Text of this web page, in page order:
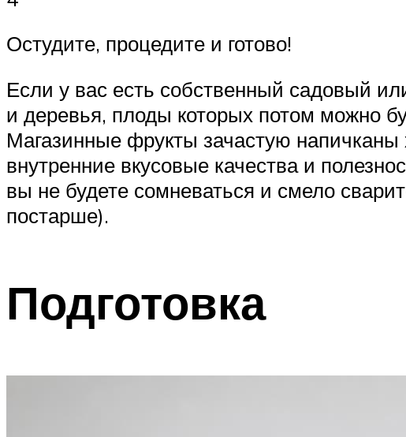
Остудите, процедите и готово!
Если у вас есть собственный садовый
и деревья, плоды которых потом можно
Магазинные фрукты зачастую напичканы
внутренние вкусовые качества и
вы не будете сомневаться и смело
постарше).
Подготовка